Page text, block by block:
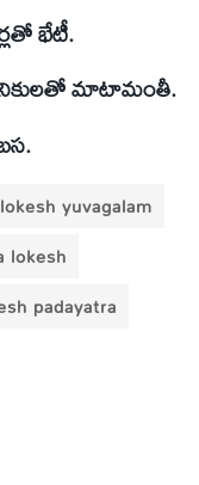
భేటీ.
మాటామంతీ.
lokesh yuvagalam
lokesh
padayatra